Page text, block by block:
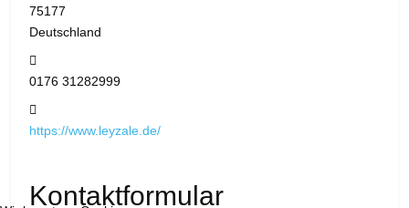
75177
Deutschland
0176 31282999
https://www.leyzale.de/
Kontaktformular